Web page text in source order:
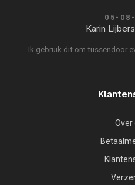
05-
Karin Lijbers
Ik gebruik dit om tussendoor
Over